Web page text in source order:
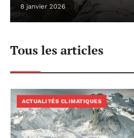
8 janvier 2026
Tous les articles
ACTUALITÉS CLIMATIQUES